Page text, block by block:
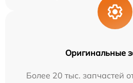
Оригинальные
Более 20 тыс. запчастей